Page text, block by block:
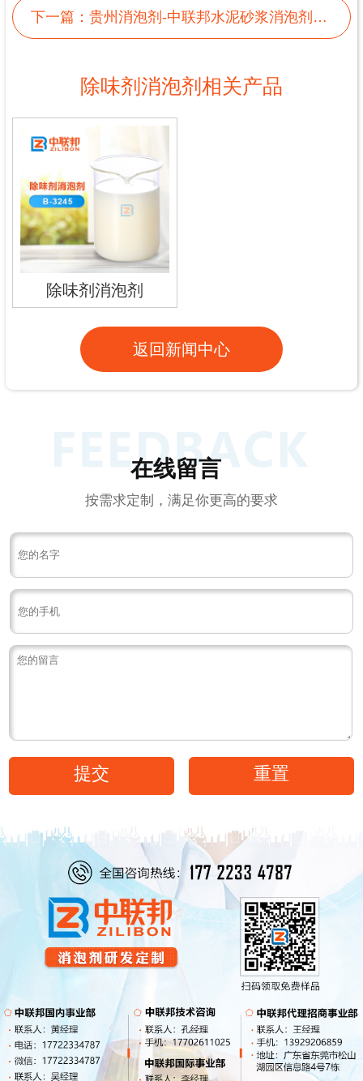
下一篇： 贵州消泡剂-中联邦水泥砂浆消泡剂解决方案
除味剂消泡剂相关产品
除味剂消泡剂
返回新闻中心
在线留言
按需求定制，满足你更高的要求